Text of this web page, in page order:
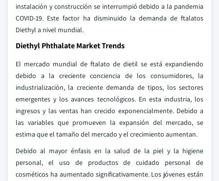
instalación y construcción se interrumpió debido a la pandemia
COVID-19. Este factor ha disminuido la demanda de ftalatos
Diethyl a nivel mundial.
Diethyl Phthalate Market Trends
El mercado mundial de ftalato de dietil se está expandiendo
debido a la creciente conciencia de los consumidores, la
industrialización, la creciente demanda de tipos, los sectores
emergentes y los avances tecnológicos. En esta industria, los
ingresos y las ventas han crecido exponencialmente. Debido a
las variables que promueven la expansión del mercado, se
estima que el tamaño del mercado y el crecimiento aumentan.
Debido al mayor énfasis en la salud de la piel y la higiene
personal, el uso de productos de cuidado personal de
cosméticos ha aumentado significativamente. Los jóvenes están